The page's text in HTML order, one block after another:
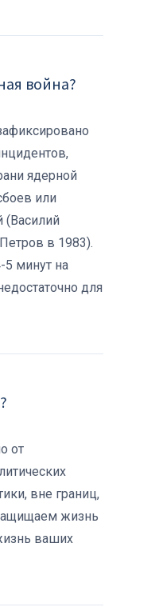
война?
ядерной
или
(Василий
в 1983).
5 минут на
для
от
вне границ,
жизнь
ваших